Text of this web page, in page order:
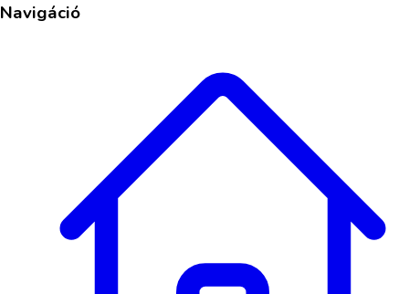
Navigáció